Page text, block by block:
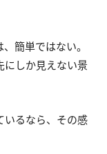
簡単ではない。
にしか見えない景
いるなら、その感